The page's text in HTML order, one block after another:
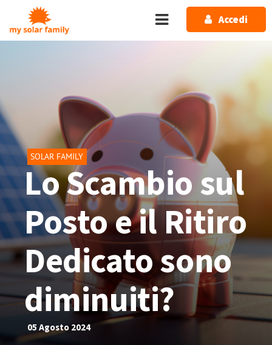
Salta al contenuto principale
Accedi
SOLAR FAMILY
Lo Scambio sul
Posto e il Ritiro
Dedicato sono
diminuiti?
05 Agosto 2024